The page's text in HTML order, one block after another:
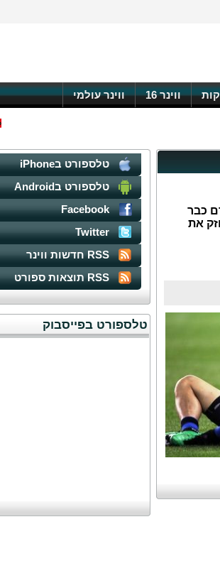
ווינר 16 ווינר עולמי
כבר
את
טלספורט בiPhone
טלספורט בAndroid
Facebook
Twitter
RSS חדשות ווינר
RSS תוצאות ספורט
טלספורט בפייסבוק